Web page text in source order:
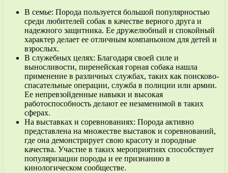
В семье: Порода пользуется большой популярностью
среди любителей собак в качестве верного друга и
надежного защитника. Ее дружелюбный и спокойный
характер делает ее отличным компаньоном для детей и
взрослых.
В служебных целях: Благодаря своей силе и
выносливости, пиренейская горная собака нашла
применение в различных службах, таких как поисково-
спасательные операции, служба в полиции или армии.
Ее непревзойденные навыки и высокая
работоспособность делают ее незаменимой в таких
сферах.
На выставках и соревнованиях: Порода активно
представлена на множестве выставок и соревнований,
где она демонстрирует свою красоту и породные
качества. Участие в таких мероприятиях способствует
популяризации породы и ее признанию в
кинологическом сообществе.